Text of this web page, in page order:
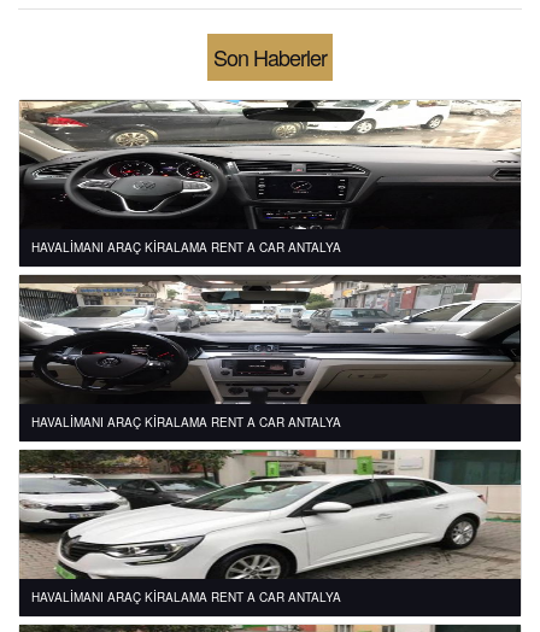
Son Haberler
HAVALİMANI ARAÇ KİRALAMA RENT A CAR ANTALYA
HAVALİMANI ARAÇ KİRALAMA RENT A CAR ANTALYA
HAVALİMANI ARAÇ KİRALAMA RENT A CAR ANTALYA